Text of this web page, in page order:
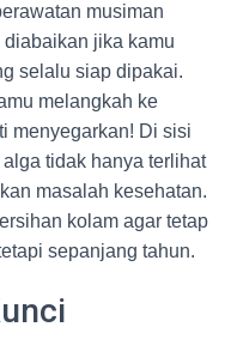
musiman
jika kamu
selalu siap dipakai.
melangkah ke
menyegarkan! Di sisi
tidak hanya terlihat
masalah kesehatan.
kolam agar tetap
sepanjang tahun.